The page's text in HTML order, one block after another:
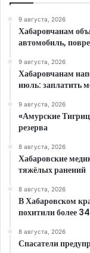
9 августа, 2026
Хабаровчанам
автомобиль,
9 августа, 2026
Хабаровчанам
июль: заплатить
9 августа, 2026
«Амурские
резерва
8 августа, 2026
Хабаровские
тяжёлых ранений
8 августа, 2026
В Хабаровском
похитили более
8 августа, 2026
Спасатели